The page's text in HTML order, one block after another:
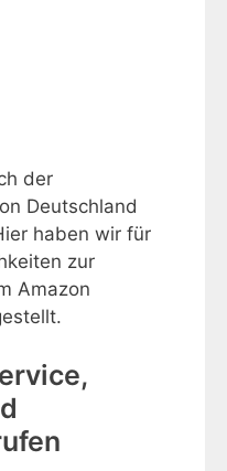
der
Deutschland
haben wir für
zur
Amazon